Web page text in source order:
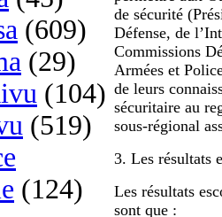
(609)
(29)
(104)
(519)
(124)
de sécurité
Défense, de
Commissions
Armées et
de leurs
sécuritaire au
sous-régional
3. Les résultats
Les résultats
sont que :